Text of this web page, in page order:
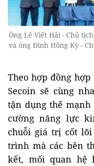
Ông Lê Viết Hải - Chủ
và ông Đinh Hồng Kỳ -
Theo hợp đồng
Secoin sẽ cùng
tận dụng thế
cường năng lực
chuỗi giá trị cốt lõi
trình mà các bên
kết, mối quan hệ